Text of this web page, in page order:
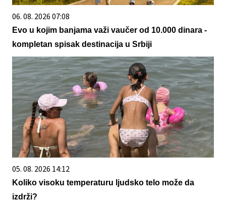
06. 08. 2026 07:08
Evo u kojim banjama važi vaučer od 10.000 dinara -
kompletan spisak destinacija u Srbiji
05. 08. 2026 14:12
Koliko visoku temperaturu ljudsko telo može da
izdrži?